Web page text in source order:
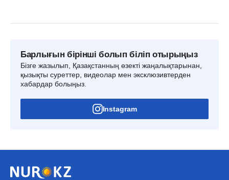
Барлығын бірінші болып біліп отырыңыз
Бізге жазылып, Қазақстанның өзекті жаңалықтарынан,
қызықты суреттер, видеолар мен эксклюзивтерден
хабардар болыңыз.
Instagram